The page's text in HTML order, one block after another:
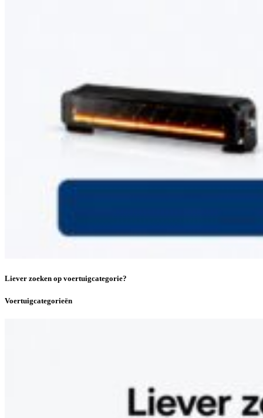
Liever zoeken op voertuigcategorie?
Voertuigcategorieën